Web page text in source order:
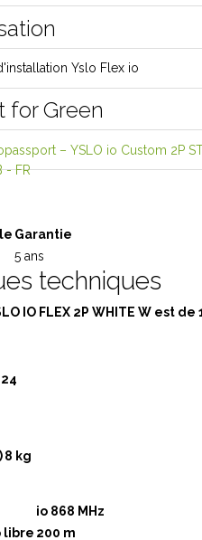
Yslo Flex io
for Green
– YSLO io Custom 2P
- FR
Garantie
5 ans
techniques
IO FLEX 2P WHITE W est de
24
8 kg
io 868 MHz
libre 200 m